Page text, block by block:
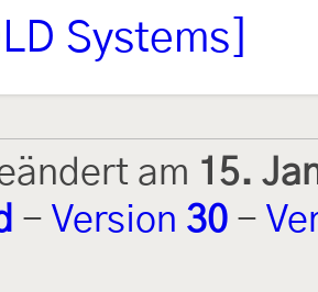
Systems]
am 15.
- Version 30 -